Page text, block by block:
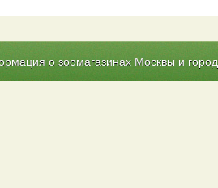
о зоомагазинах Москвы и